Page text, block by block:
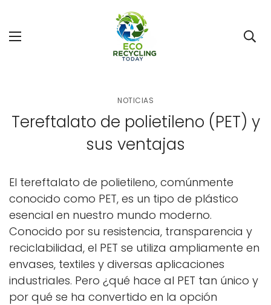
NOTICIAS
Tereftalato de polietileno (PET) y
sus ventajas
El tereftalato de polietileno, comúnmente
conocido como PET, es un tipo de plástico
esencial en nuestro mundo moderno.
Conocido por su resistencia, transparencia y
reciclabilidad, el PET se utiliza ampliamente en
envases, textiles y diversas aplicaciones
industriales. Pero ¿qué hace al PET tan único y
por qué se ha convertido en la opción